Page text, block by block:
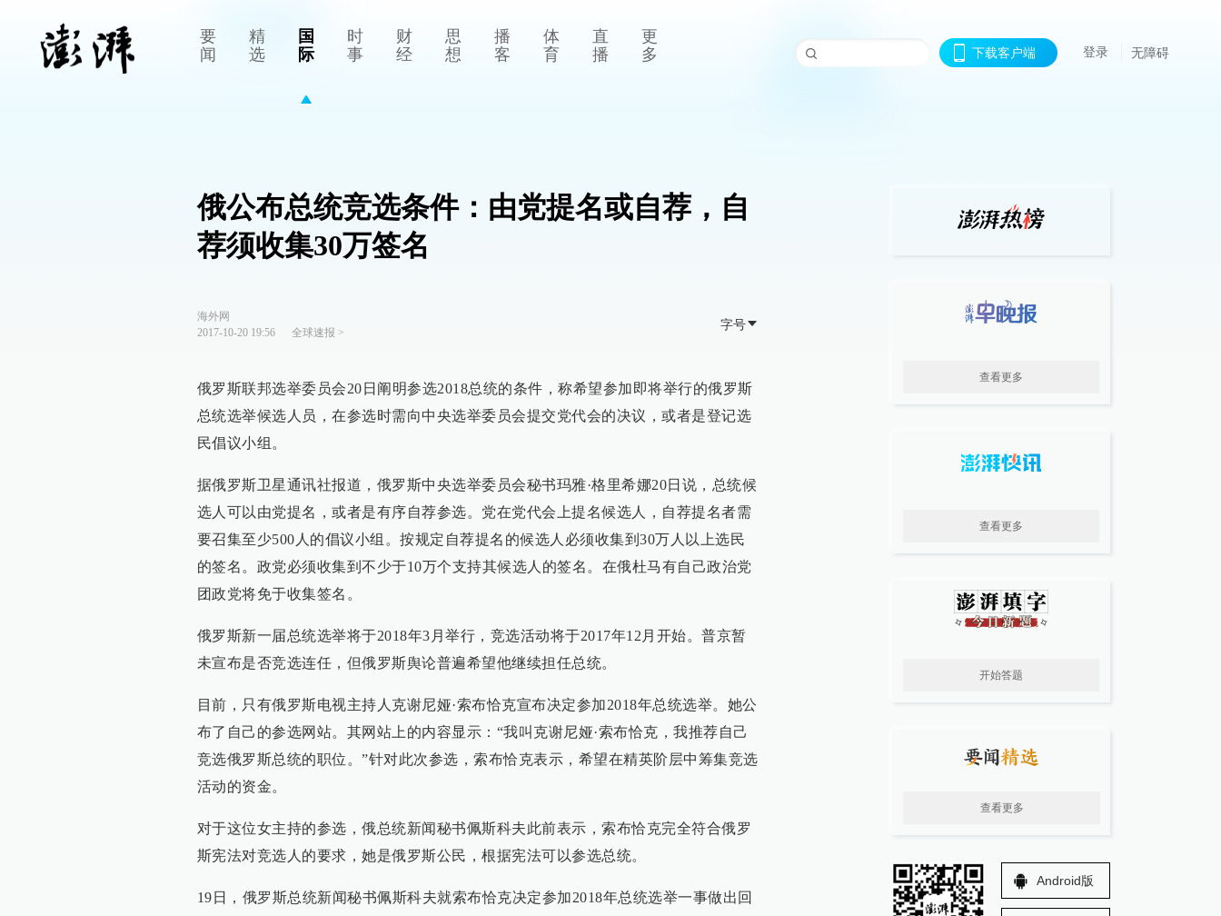
要
闻
精
选
国
际
时
事
财
经
思
想
播
客
体
育
直
播
更
多
下载客户端 登录 无障碍
俄公布总统竞选条件：由党提名或自荐，自
荐须收集30万签名
海外网
2017-10-20 19:56
全球速报 >
字号
俄罗斯联邦选举委员会20日阐明参选2018总统的条件，称希望参加即将举行的俄罗斯
总统选举候选人员，在参选时需向中央选举委员会提交党代会的决议，或者是登记选
民倡议小组。
据俄罗斯卫星通讯社报道，俄罗斯中央选举委员会秘书玛雅·格里希娜20日说，总统候
选人可以由党提名，或者是有序自荐参选。党在党代会上提名候选人，自荐提名者需
要召集至少500人的倡议小组。按规定自荐提名的候选人必须收集到30万人以上选民
的签名。政党必须收集到不少于10万个支持其候选人的签名。在俄杜马有自己政治党
团政党将免于收集签名。
俄罗斯新一届总统选举将于2018年3月举行，竞选活动将于2017年12月开始。普京暂
未宣布是否竞选连任，但俄罗斯舆论普遍希望他继续担任总统。
目前，只有俄罗斯电视主持人克谢尼娅·索布恰克宣布决定参加2018年总统选举。她公
布了自己的参选网站。其网站上的内容显示：“我叫克谢尼娅·索布恰克，我推荐自己
竞选俄罗斯总统的职位。”针对此次参选，索布恰克表示，希望在精英阶层中筹集竞选
活动的资金。
对于这位女主持的参选，俄总统新闻秘书佩斯科夫此前表示，索布恰克完全符合俄罗
斯宪法对竞选人的要求，她是俄罗斯公民，根据宪法可以参选总统。
19日，俄罗斯总统新闻秘书佩斯科夫就索布恰克决定参加2018年总统选举一事做出回
查看更多
查看更多
开始答题
查看更多
Android版